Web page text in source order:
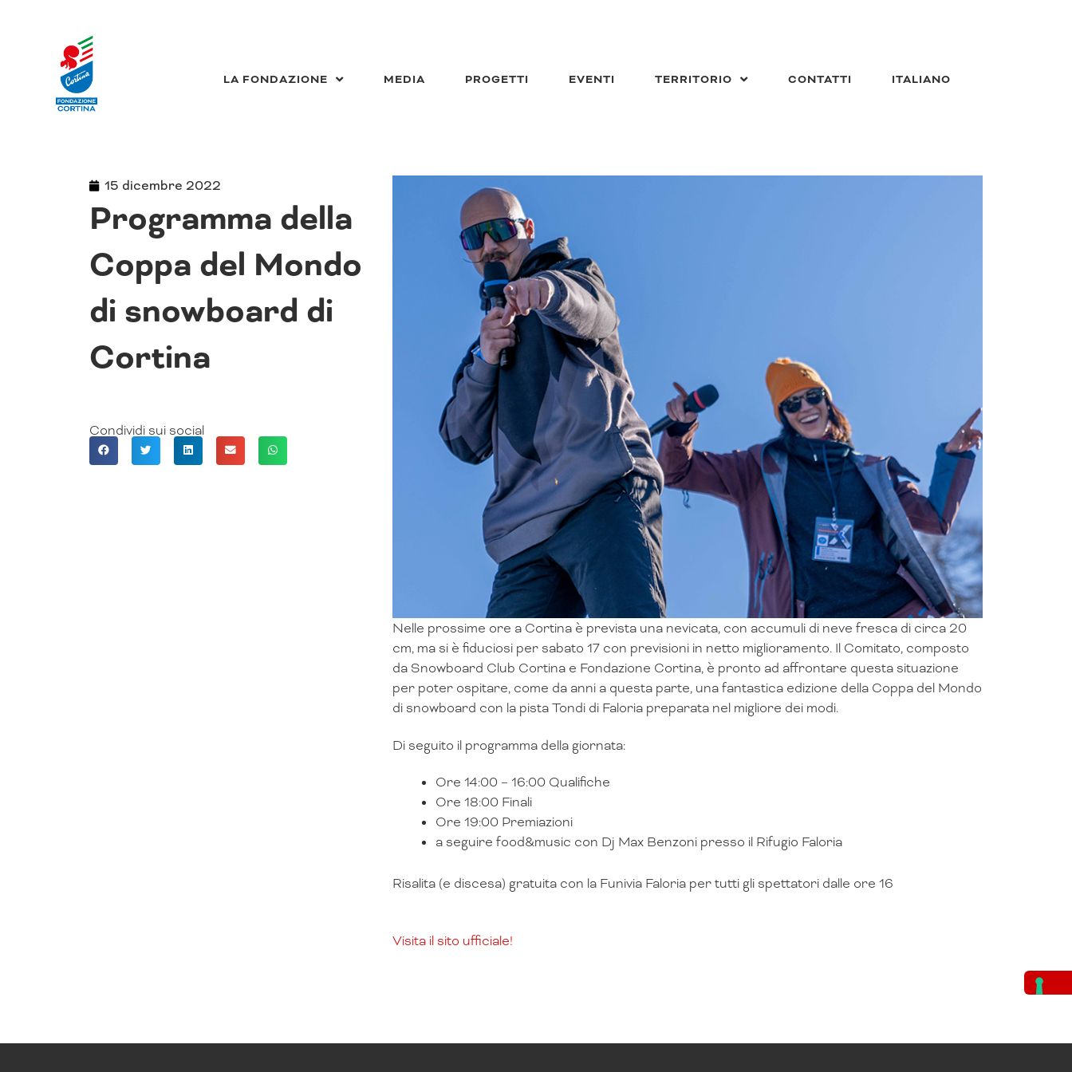
contenuto
LA FONDAZIONE MEDIA PROGETTI EVENTI TERRITORIO CONTATTI ITALIANO
15 dicembre 2022
Programma della
Coppa del Mondo
di snowboard di
Cortina
Condividi sui social
Nelle prossime ore a Cortina è prevista una nevicata, con accumuli di neve fresca di circa 20
cm, ma si è fiduciosi per sabato 17 con previsioni in netto miglioramento. Il Comitato, composto
da Snowboard Club Cortina e Fondazione Cortina, è pronto ad affrontare questa situazione
per poter ospitare, come da anni a questa parte, una fantastica edizione della Coppa del Mondo
di snowboard con la pista Tondi di Faloria preparata nel migliore dei modi.
Di seguito il programma della giornata:
Ore 14:00 – 16:00 Qualifiche
Ore 18:00 Finali
Ore 19:00 Premiazioni
a seguire food&music con Dj Max Benzoni presso il Rifugio Faloria
Risalita (e discesa) gratuita con la Funivia Faloria per tutti gli spettatori dalle ore 16
Visita il sito ufficiale!